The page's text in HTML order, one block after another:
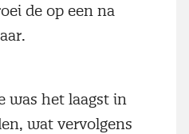
de op een na
was het laagst in
wat vervolgens